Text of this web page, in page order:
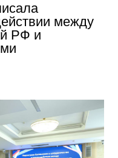
между
РФ и